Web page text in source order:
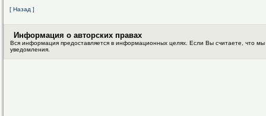
[ Назад ]
Информация о авторских правах
Вся информация предоставляется в информационных целях. Если Вы считаете, что
уведомления.